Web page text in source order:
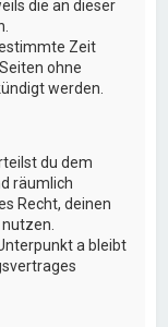
die an dieser
Zeit
ohne
werden.
du dem
räumlich
Recht, deinen
a bleibt